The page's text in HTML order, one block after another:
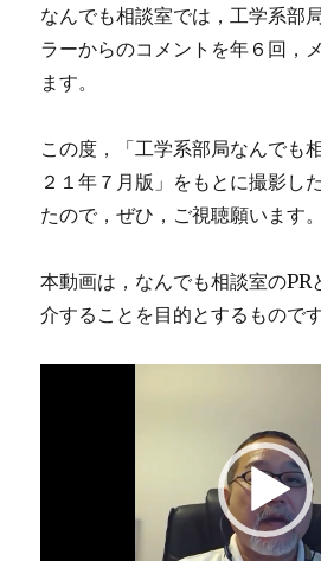
なんでも相談室では，工学系部
ラーからのコメントを年６回，
ます。
この度，「工学系部局なんでも
２１年７月版」をもとに撮影し
たので，ぜひ，ご視聴願います。
本動画は，なんでも相談室のPR
介することを目的とするものです